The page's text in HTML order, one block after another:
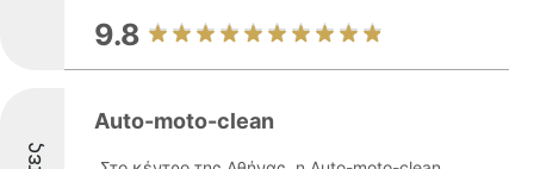
9.8
Auto-moto-clean